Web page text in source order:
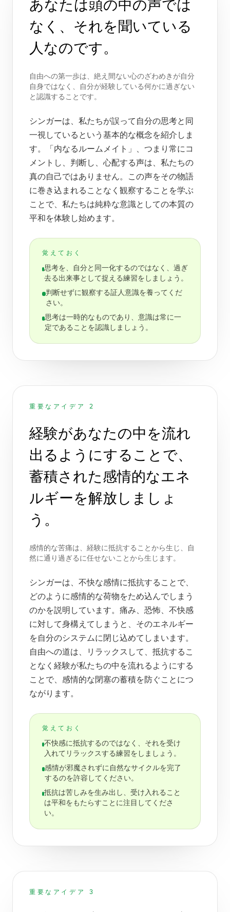
あなたは頭の中の声では
なく、それを聞いている
人なのです。
自由への第一歩は、絶え間ない心のざわめきが自分
自身ではなく、自分が経験している何かに過ぎない
と認識することです。
シンガーは、私たちが誤って自分の思考と同
一視しているという基本的な概念を紹介しま
す。「内なるルームメイト」、つまり常にコ
メントし、判断し、心配する声は、私たちの
真の自己ではありません。この声をその物語
に巻き込まれることなく観察することを学ぶ
ことで、私たちは純粋な意識としての本質の
平和を体験し始めます。
覚えておく
思考を、自分と同一化するのではなく、過ぎ
去る出来事として捉える練習をしましょう。
判断せずに観察する証人意識を養ってくだ
さい。
思考は一時的なものであり、意識は常に一
定であることを認識しましょう。
重要なアイデア 2
経験があなたの中を流れ
出るようにすることで、
蓄積された感情的なエネ
ルギーを解放しましょ
う。
感情的な苦痛は、経験に抵抗することから生じ、自
然に通り過ぎるに任せないことから生じます。
シンガーは、不快な感情に抵抗することで、
どのように感情的な荷物をため込んでしまう
のかを説明しています。痛み、恐怖、不快感
に対して身構えてしまうと、そのエネルギー
を自分のシステムに閉じ込めてしまいます。
自由への道は、リラックスして、抵抗するこ
となく経験が私たちの中を流れるようにする
ことで、感情的な閉塞の蓄積を防ぐことにつ
ながります。
覚えておく
不快感に抵抗するのではなく、それを受け
入れてリラックスする練習をしましょう。
感情が邪魔されずに自然なサイクルを完了
するのを許容してください。
抵抗は苦しみを生み出し、受け入れること
は平和をもたらすことに注目してくださ
い。
重要なアイデア 3